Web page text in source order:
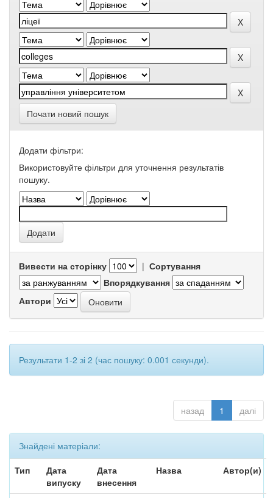
Почати новий пошук
Додати фільтри:
Використовуйте фільтри для уточнення результатів
пошуку.
Вивести на сторінку | Сортування
Впорядкування
Автори
Результати 1-2 зі 2 (час пошуку: 0.001 секунди).
назад 1 далі
Знайдені матеріали:
Тип
Дата
випуску
Дата
внесення
Назва Автор(и)